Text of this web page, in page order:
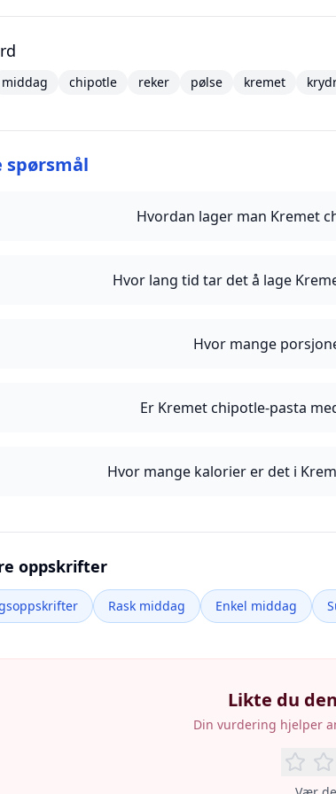
middag chipotle reker pølse kremet
Hvordan lager man Kremet
Hvor lang tid tar det å lage
Hvor mange
Er Kremet chipotle-pasta
Hvor mange kalorier er det i
oppskrifter
Rask middag Enkel middag
Likte du
Din vurdering hjelper